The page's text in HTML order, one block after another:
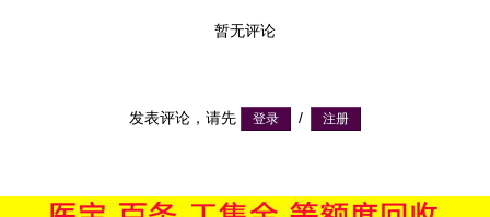
暂无评论
发表评论，请先 /